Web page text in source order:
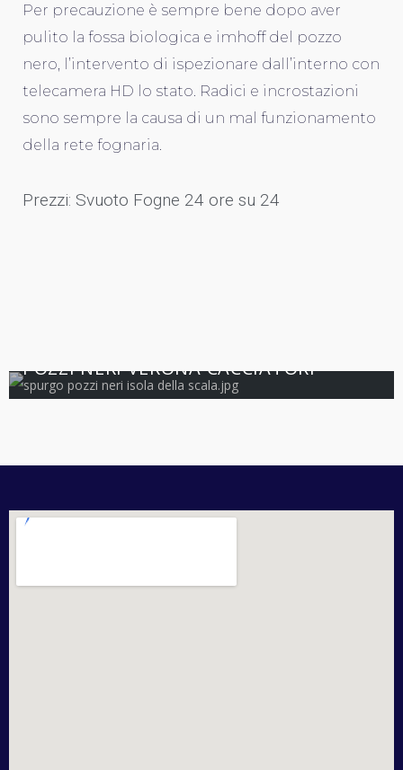
Per precauzione è sempre bene dopo aver
pulito la fossa biologica e imhoff del pozzo
nero, l’intervento di ispezionare dall’interno con
telecamera HD lo stato. Radici e incrostazioni
sono sempre la causa di un mal funzionamento
della rete fognaria.
Prezzi: Svuoto Fogne 24 ore su 24
POZZI NERI VERONA CACCIATORI